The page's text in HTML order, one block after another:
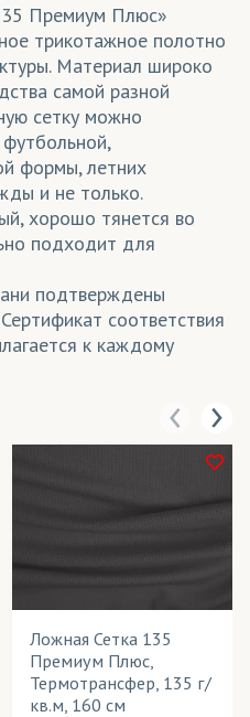
Премиум Плюс»
трикотажное полотно
Материал широко
самой разной
сетку можно
формы, летних
и не только.
хорошо тянется во
подходит для
подтверждены
соответствия
к каждому
Ложная Сетка 135
Премиум Плюс,
Термотрансфер, 135 г/
кв.м, 160 см